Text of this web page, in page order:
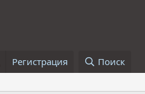
Регистрация Поиск